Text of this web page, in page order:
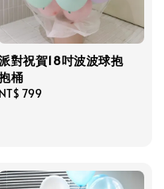
對祝賀18吋波波球抱
桶
Regular
NT$ 799